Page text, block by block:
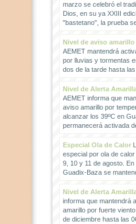
marzo se celebró el
Dios, en su ya XXIII
"bastetano", la prueba
Nivel de aviso
AEMET mantendrá
por lluvias y tormentas
dos de la tarde hasta
Nivel de Alerta
AEMET informa que
aviso amarillo por
alcanzar los 39ºC en
permanecerá activada
Especial Ola de Calor
especial por ola de
9, 10 y 11 de agosto.
Guadix-Baza se
Nivel de Alerta
informa que mantendrá
amarillo por fuerte
de diciembre hasta las